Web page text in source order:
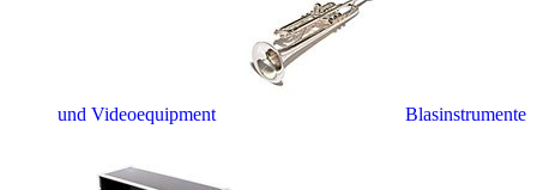
und Videoequipment Blasinstrumente